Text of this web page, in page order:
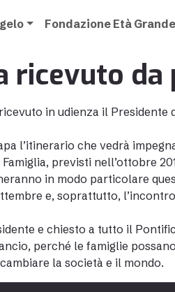
Fondazione Età
ricevuto da
in udienza il
l’itinerario che vedrà
previsti nell’ottobre
in modo particolare
e, soprattutto,
e chiesto a tutto il
perché le famiglie
la società e il mondo.